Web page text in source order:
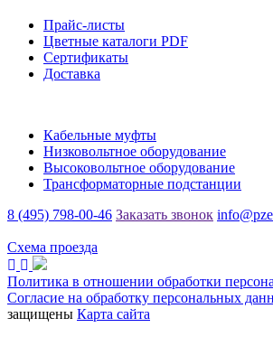
Прайс-листы
Цветные каталоги PDF
Сертификаты
Доставка
Кабельные муфты
Низковольтное оборудование
Высоковольтное оборудование
Трансформаторные подстанции
8 (495) 798-00-46 Заказать звонок
Схема проезда
Политика в отношении обработки
Согласие на обработку персональных
защищены Карта сайта